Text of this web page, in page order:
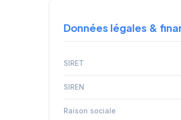
Données légales &
SIRET
SIREN
Raison sociale